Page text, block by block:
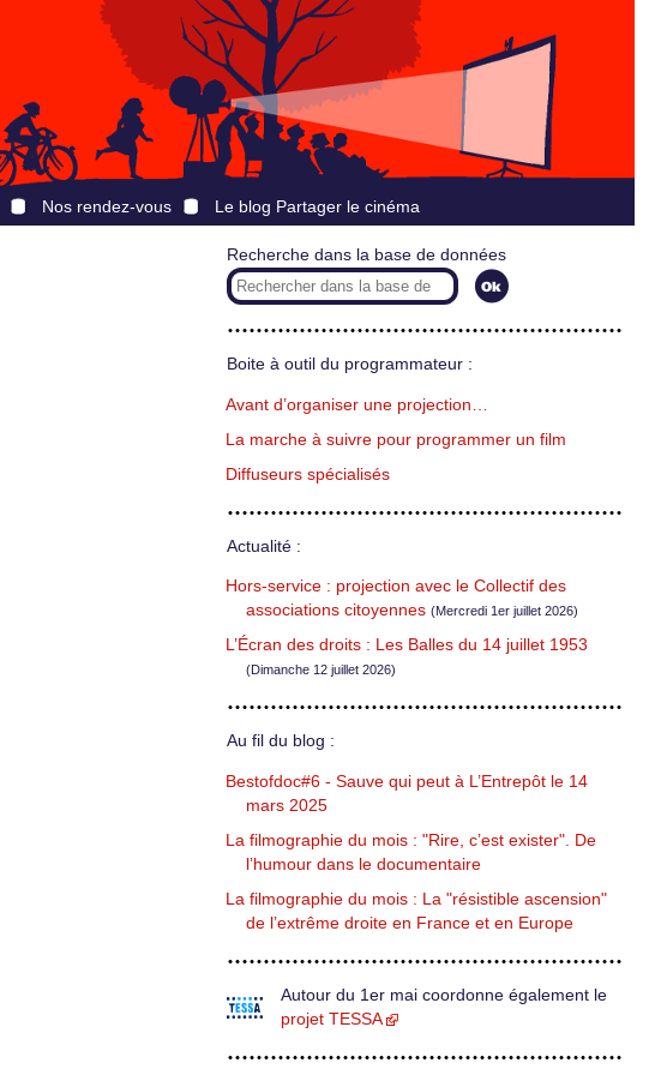
Nos rendez-vous Le blog Partager le cinéma
Recherche dans la base de données
Boite à outil du programmateur :
Avant d’organiser une projection…
La marche à suivre pour programmer un film
Diffuseurs spécialisés
Actualité :
Hors-service : projection avec le Collectif des
associations citoyennes (Mercredi 1er juillet 2026)
L’Écran des droits : Les Balles du 14 juillet 1953
(Dimanche 12 juillet 2026)
Au fil du blog :
Bestofdoc#6 - Sauve qui peut à L’Entrepôt le 14
mars 2025
La filmographie du mois : "Rire, c’est exister". De
l’humour dans le documentaire
La filmographie du mois : La "résistible ascension"
de l’extrême droite en France et en Europe
Autour du 1er mai coordonne également le
projet TESSA